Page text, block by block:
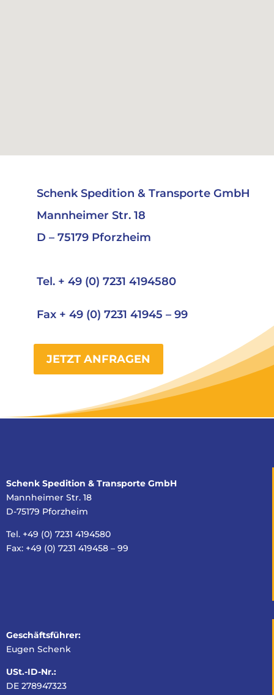
Schenk Spedition & Transporte GmbH
Mannheimer Str. 18
D – 75179 Pforzheim
Tel. + 49 (0) 7231 4194580
Fax + 49 (0) 7231 41945 – 99
JETZT ANFRAGEN
Schenk Spedition & Transporte GmbH
Mannheimer Str. 18
D-75179 Pforzheim
Tel. +49 (0) 7231 4194580
Fax: +49 (0) 7231 419458 – 99
Geschäftsführer:
Eugen Schenk
USt.-ID-Nr.:
DE 278947323